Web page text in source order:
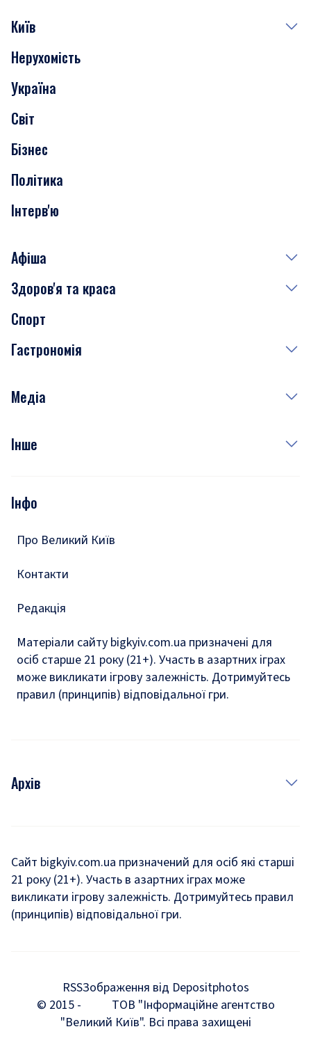
Київ
Події
Скандали
Нерухомість
Транспорт
Нерухомість
Україна
Світ
Бізнес
Політика
Інтерв'ю
Афіша
Сьогодні
Завтра
Субота
Здоров'я та краса
Медицина
Краса
Спорт
Гастрономія
Рецепти
Медіа
Фото
Подкасти
Інше
Тести
Інфо
Про Великий Київ
Контакти
Редакція
Матеріали сайту bigkyiv.com.ua призначені для
осіб старше 21 року (21+). Участь в азартних іграх
може викликати ігрову залежність. Дотримуйтесь
правил (принципів) відповідальної гри.
Архів
Комуналка
Хроніки війни
Мегаполіс
Київщина
Сайт bigkyiv.com.ua призначений для осіб які старші
21 року (21+). Участь в азартних іграх може
викликати ігрову залежність. Дотримуйтесь правил
(принципів) відповідальної гри.
RSSЗображення від Depositphotos
© 2015 -
ТОВ "Інформаційне агентство
"Великий Київ". Всі права захищені